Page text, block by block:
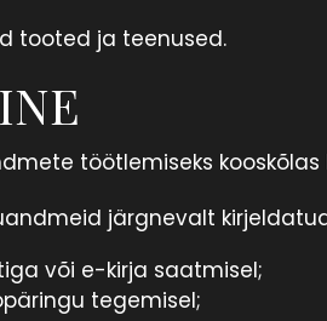
tooted ja teenused.
töötlemiseks
järgnevalt
või e-kirja saatmisel;
tegemisel;